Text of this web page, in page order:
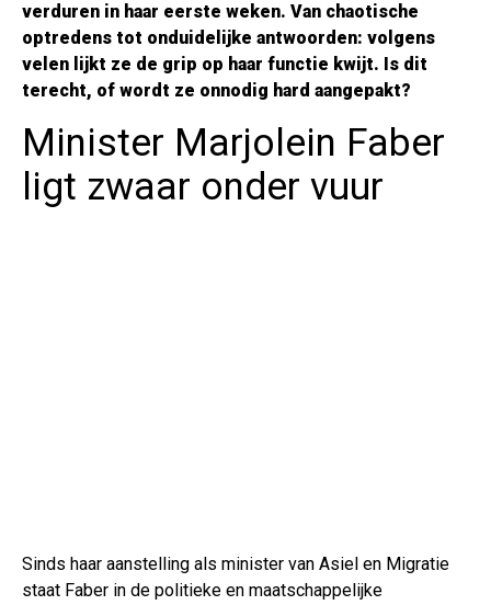
verduren in haar eerste weken. Van chaotische
optredens tot onduidelijke antwoorden: volgens
velen lijkt ze de grip op haar functie kwijt. Is dit
terecht, of wordt ze onnodig hard aangepakt?
Minister Marjolein Faber
ligt zwaar onder vuur
Sinds haar aanstelling als minister van Asiel en Migratie
staat Faber in de politieke en maatschappelijke